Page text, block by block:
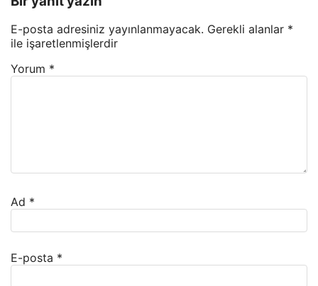
E-posta adresiniz yayınlanmayacak. Gerekli alanlar *
ile işaretlenmişlerdir
Yorum *
Ad *
E-posta *